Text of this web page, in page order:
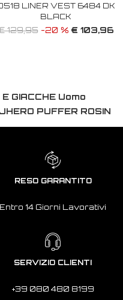
LINER VEST 6484 DK
BLACK
129,95-20 % € 103,96
GIACCHE Uomo
PUFFER ROSIN
RESO GARANTITO
Entro 14 Giorni Lavorativi
SERVIZIO CLIENTI
+39 080 480 8199